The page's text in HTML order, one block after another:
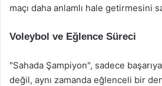
maçı daha anlamlı hale getirmesini
Voleybol ve Eğlence Süreci
"Sahada Şampiyon", sadece
değil, aynı zamanda eğlenceli bir